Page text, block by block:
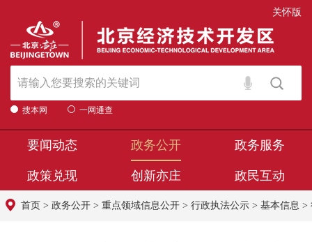
关怀版
搜本网 一网通查
要闻动态 政务公开 政务服务
政策兑现 创新亦庄 政民互动
首页 > 政务公开 > 重点领域信息公开 > 行政执法公示 > 基本信息 >